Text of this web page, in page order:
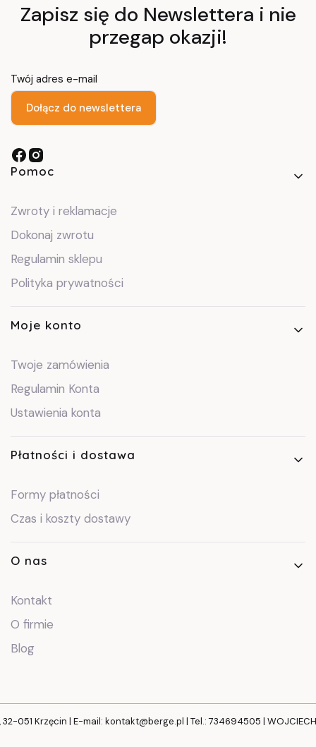
Zapisz się do Newslettera i nie
przegap okazji!
Twój adres e-mail
Dołącz do newslettera
Linki w stopce
Pomoc
Zwroty i reklamacje
Dokonaj zwrotu
Regulamin sklepu
Polityka prywatności
Moje konto
Twoje zamówienia
Regulamin Konta
Ustawienia konta
Płatności i dostawa
Formy płatności
Czas i koszty dostawy
O nas
Kontakt
O firmie
Blog
051 Krzęcin | E-mail: kontakt@berge.pl | Tel.: 734694505 | WOJCIECH